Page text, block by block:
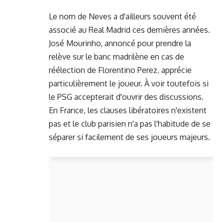
Le nom de Neves a d'ailleurs souvent été
associé au Real Madrid ces dernières années.
José Mourinho, annoncé pour prendre la
relève sur le banc madrilène en cas de
réélection de Florentino Perez, apprécie
particulièrement le joueur. À voir toutefois si
le PSG accepterait d'ouvrir des discussions.
En France, les clauses libératoires n'existent
pas et le club parisien n'a pas l'habitude de se
séparer si facilement de ses joueurs majeurs.